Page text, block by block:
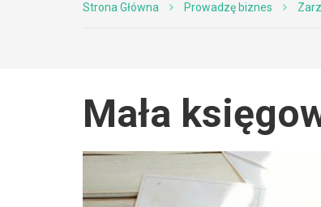
Strona Główna Prowadzę biznes
Mała